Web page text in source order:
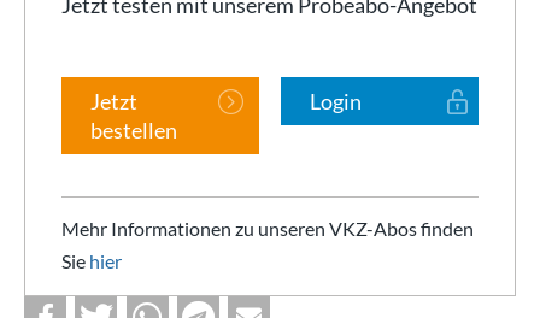
Jetzt
bestellen
Login
Mehr Informationen zu unseren VKZ-Abos finden
Sie hier